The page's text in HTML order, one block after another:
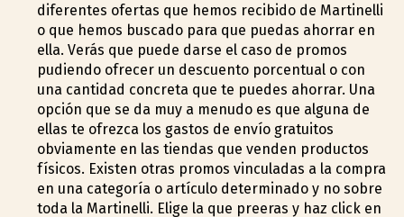
diferentes ofertas que hemos recibido de Martinelli
o que hemos buscado para que puedas ahorrar en
ella. Verás que puede darse el caso de promos
pudiendo ofrecer un descuento porcentual o con
una cantidad concreta que te puedes ahorrar. Una
opción que se da muy a menudo es que alguna de
ellas te ofrezca los gastos de envío gratuitos
obviamente en las tiendas que venden productos
físicos. Existen otras promos vinculadas a la compra
en una categoría o artículo determinado y no sobre
toda la Martinelli. Elige la que prefieras y haz click en